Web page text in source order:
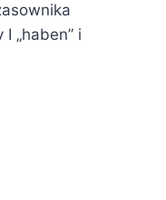
„haben” i